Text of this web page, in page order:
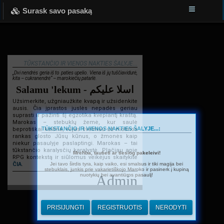
Surask savo pasaką
TŪKSTANČIO IR VIENOS NAKTIES ŠALYJE...
„Dvi nendrės geria iš to paties upelio. Viena iš jų tuščiavidurė,
kita – cukranendrė“ – marokiečių patarlė.
Salamu 'lekum - اسلا عليكم
Užsimerkite, užgniaužkite kvapą ir užsidenkite
ausis. Čia įprastos juslės nepadės geriau
suprasti ir pažinti šį egzotika kvepiantį kraštą.
Marokas – stebuklų žemė, kur saulė
beprotiškai kaitina, vėjas švelniau už motinos
rankas glosto Jūsų kūnus, o žmonės kaip
niekur pasaulyje paslaptingi. Marokas – tai
tūkstančio karalysčių karalystė. Plačiau apie
RPG kontekstą ir siūlomus veikėjus skaitykite
ČIA.
Admin
TŪKSTANČIO IR VIENOS NAKTIES ŠALYJE...:
Mrehba, tautieti ar tiesiog pakeleivi!
Jei tavo širdis tyra, kaip vaiko, esi smalsus ir tiki magija bei
stebuklais, junkis prie vakarietiškojo Maroko ir pasinerk į kupiną
nuotykių bei avantiūros pasaulį!
PRISIJUNGTI REGISTRUOTIS NERODYTI